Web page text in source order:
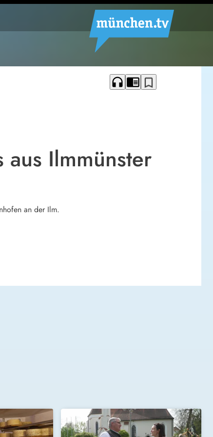
headphones chrome_reader_mode bookmark_border
Ilmmünster
an der Ilm.